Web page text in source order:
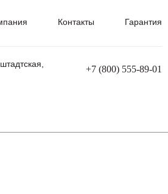
Контакты Гарантия
+7 (800) 555-89-01